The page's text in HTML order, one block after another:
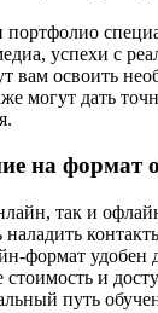
успехи с
вам освоить
могут дать
на формат
так и
формат удобен
и
путь